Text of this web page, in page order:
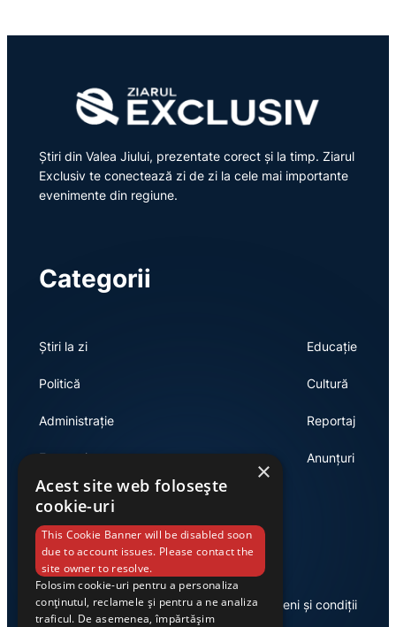
Știri din Valea Jiului, prezentate corect și la timp. Ziarul
Exclusiv te conectează zi de zi la cele mai importante
evenimente din regiune.
Categorii
Știri la zi
Politică
Administrație
Economie
Educație
Cultură
Reportaj
Anunțuri
Link-uri utile
Despre noi Termeni și condiții
×
Acest site web folosește
cookie-uri
This Cookie Banner will be disabled soon
due to account issues. Please contact the
site owner to resolve.
Folosim cookie-uri pentru a personaliza
conținutul, reclamele și pentru a ne analiza
traficul. De asemenea, împărtășim